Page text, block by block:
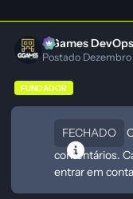
GGames DevOps
Postado
FUNDADOR
FECHADO
comentários.
entrar em